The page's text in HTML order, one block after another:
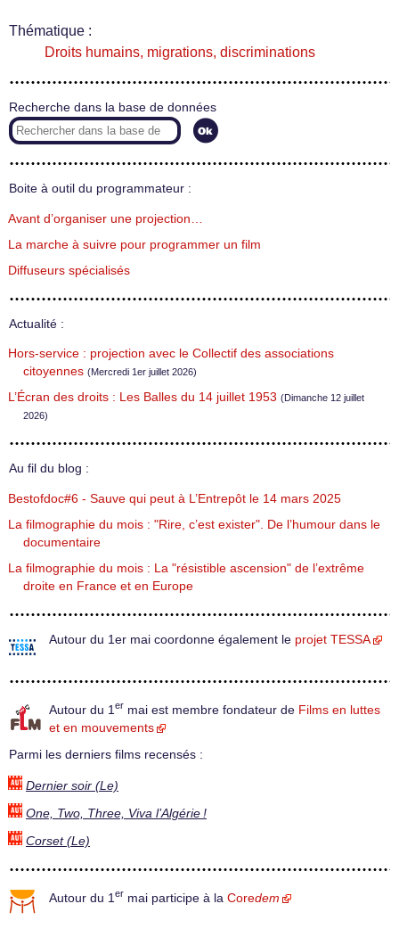
Thématique :
Droits humains, migrations, discriminations
Recherche dans la base de données
Boite à outil du programmateur :
Avant d’organiser une projection…
La marche à suivre pour programmer un film
Diffuseurs spécialisés
Actualité :
Hors-service : projection avec le Collectif des associations
citoyennes (Mercredi 1er juillet 2026)
L’Écran des droits : Les Balles du 14 juillet 1953 (Dimanche 12 juillet
2026)
Au fil du blog :
Bestofdoc#6 - Sauve qui peut à L’Entrepôt le 14 mars 2025
La filmographie du mois : "Rire, c’est exister". De l’humour dans le
documentaire
La filmographie du mois : La "résistible ascension" de l’extrême
droite en France et en Europe
Autour du 1er mai coordonne également le projet TESSA
Autour du 1 er mai est membre fondateur de Films en luttes
et en mouvements
Parmi les derniers films recensés :
Dernier soir (Le)
One, Two, Three, Viva l’Algérie !
Corset (Le)
Autour du 1 er mai participe à la Coredem